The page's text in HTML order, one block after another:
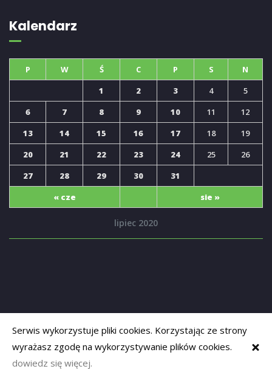
Kalendarz
lipiec 2020
P W Ś C P S N
« cze sie »
1 2 3 4
5
6
7 8 9 10 11
12
13
14 15 16 17 18
19
20
21 22 23 24 25
26
27
28 29 30 31
Copyrights © 2019Opolski Senior. Powered byadapt-systems
Serwis wykorzystuje pliki cookies. Korzystając ze strony
wyrażasz zgodę na wykorzystywanie plików cookies.
dowiedz się więcej.